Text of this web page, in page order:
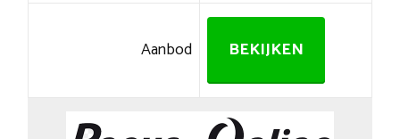
Aanbod BEKIJKEN